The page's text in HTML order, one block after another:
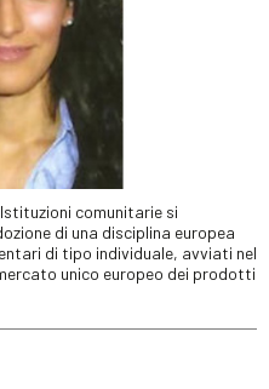
comunitarie si
di una disciplina europea
di tipo individuale, avviati nel
unico europeo dei prodotti